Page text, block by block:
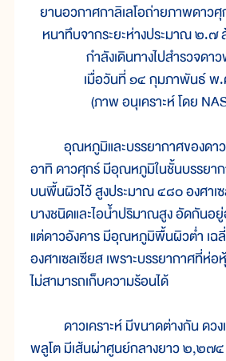
ยานอวกาศกาลิเลโอถ่ายภาพดาว
หนาทึบจากระยะห่างประมาณ ๒.๗
กำลังเดินทางไปสำรวจด
เมื่อวันที่ ๑๔ กุมภาพันธ์
(ภาพ อนุเคราะห์ โดย
อุณหภูมิและบรรยากาศของดาว
อาทิ ดาวศุกร์ มีอุณหภูมิในชั้นบรรยา
บนพื้นผิวไว้ สูงประมาณ ๔๘๐ องศาเซ
บางชนิดและไอน้ำปริมาณสูง อัดกันอ
แต่ดาวอังคาร มีอุณหภูมิพื้นผิวต่ำ เ
องศาเซลเซียส เพราะบรรยากาศที่ห่อ
ไม่สามารถเก็บความร้อนได้
ดาวเคราะห์ มีขนาดต่างกัน ดวง
พลูโต มีเส้นผ่าศูนย์กลางยาว ๒,๒๗๔